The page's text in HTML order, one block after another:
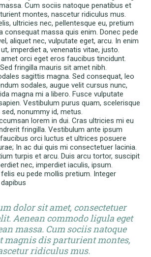
Cum sociis natoque penatibus et
montes, nascetur ridiculus mus.
ultricies nec, pellentesque eu, pretium
consequat massa quis enim. Donec pede
aliquet nec, vulputate eget, arcu. In enim
imperdiet a, venenatis vitae, justo.
orci eget eros faucibus tincidunt.
fringilla mauris sit amet nibh.
sagittis magna. Sed consequat, leo
sodales, augue velit cursus nunc,
magna mi a libero. Fusce vulputate
Vestibulum purus quam, scelerisque
nonummy id, metus.
lorem in dui. Cras ultricies mi eu
fringilla. Vestibulum ante ipsum
orci luctus et ultrices posuere
In ac dui quis mi consectetuer lacinia.
turpis et arcu. Duis arcu tortor, suscipit
nec, imperdiet iaculis, ipsum.
eu pede mollis pretium. Integer
dolor sit amet, consectetuer
Aenean commodo ligula eget
massa. Cum sociis natoque
magnis dis parturient montes,
ridiculus mus.